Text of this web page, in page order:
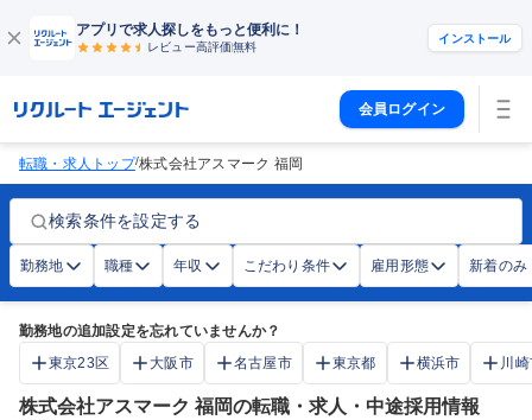
アプリで求人探しをもっと便利に！
レビュー高評価無料
インストール
会員ログイン
転職・求人トップ/株式会社アスマーク 福岡
検索条件を設定する
勤務地 職種 年収 こだわり条件 雇用形態 新着のみ
勤務地の追加設定を忘れていませんか？
東京23区
大阪市 名古屋市 東京都 横浜市 川
株式会社アスマーク 福岡の転職・求人・中途採用情報